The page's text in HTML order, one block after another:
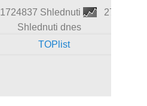
1724837 Shlednuti
270
Shlednuti dnes